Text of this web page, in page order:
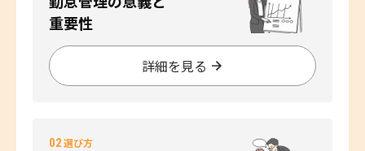
重要性
詳細を見る
02選び方